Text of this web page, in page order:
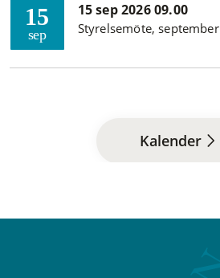
15
sep
15 sep 2026 09.00
Styrelsemöte, september
Kalender